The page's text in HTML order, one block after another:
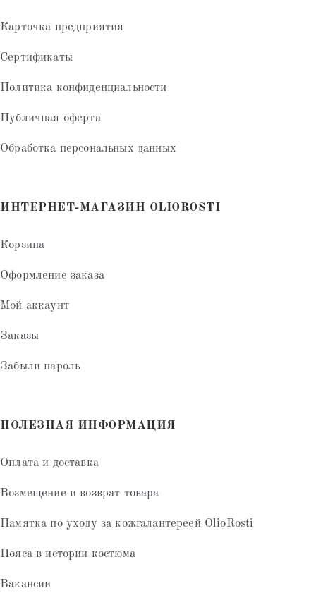
Карточка предприятия
Сертификаты
Политика конфиденциальности
Публичная оферта
Обработка персональных данных
ИНТЕРНЕТ-МАГАЗИН OLIOROSTI
Корзина
Оформление заказа
Мой аккаунт
Заказы
Забыли пароль
ПОЛЕЗНАЯ ИНФОРМАЦИЯ
Оплата и доставка
Возмещение и возврат товара
Памятка по уходу за кожгалантереей OlioRosti
Пояса в истории костюма
Вакансии